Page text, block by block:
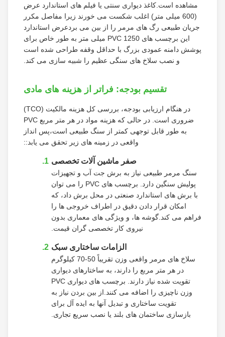
مشاهده است.کاغذ دیواری سنتی یا فیلم های استاندارد عرض
(600 میلی متر) اغلب شکست می خورند زیرا مفاصل مکرر
جریان طبیعی رگ های مرمر را از بین می بردعرض استاندارد
این برچسب های PVC 1250 میلی متر به طور خاص برای
پوشش دامنه عمودی بزرگ با حداقل وقفه طراحی شده است
و نصب سلاخ های سنگی عظیم را شبیه سازی می کند.
تقسیم بودجه: فراتر از هزینه های مادی
در هنگام ارزیابی بودجه، بررسی کل هزینه مالکیت (TCO)
ضروری است. در حالی که هزینه مواد در هر متر مربع PVC
به طور قابل توجهی کمتر از سنگ طبیعی است،پس انداز
واقعی در زمینه های زیر تحقق می یابد::
صفر ماشین آلات تخصصی
سنگ مرمر طبیعی نیاز به برش جت آب و تجهیزات
پولیش سنگین دارد. برچسب های PVC را می توان
با برش های استاندارد صنعتی در محل برش داد، که
امکان قرار دادن دقیق در اطراف خروجی ها را
فراهم می کند.گوشه ها، و ویژگی های معماری بدون
نیروی کار تخصصی گران قیمت.
الزامات ساختاری سبک
سلاخ های مرمر واقعی وزن تقریباً 50-70 کیلوگرم
در هر متر مربع را دارند، به ساختارهای دیواری
تقویت شده نیاز دارند. برچسب های دیواری PVC
وزن ناچیزی را اضافه می کنند.از بین بردن نیاز به
تقویت ساختاری و تبدیل آنها به ایده آل برای
بازسازی ساختمان های بلند یا نصب سریع تجاری.